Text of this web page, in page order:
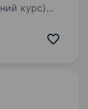
курс)